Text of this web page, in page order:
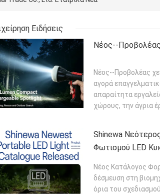
Ειδήσεις
Νέος--Προβολέας
Νέος--Προβολέας
αγορά
απαραίτητα
χώρους, την άγρια
Shinewa
Φωτισμού LED
Νέος Κατάλογος
δέσμευση στη
όρια του